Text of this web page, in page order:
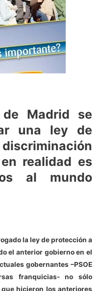
Madrid se
una ley de
realidad es
al mundo
la ley de protección a
el anterior gobierno en el
gobernantes –PSOE
franquicias- no sólo
hicieron los anteriores